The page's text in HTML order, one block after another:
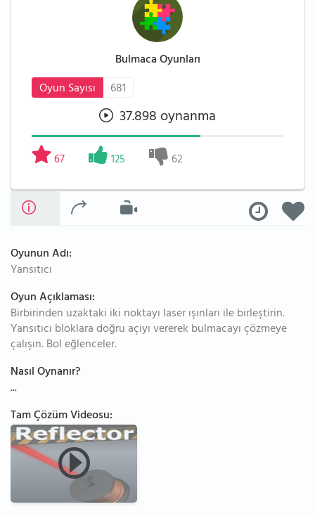
Bulmaca Oyunları
Oyun Sayısı
681
37.898 oynanma
67 125 62
Oyunun Adı:
Yansıtıcı
Oyun Açıklaması:
Birbirinden uzaktaki iki noktayı laser ışınları ile birleştirin.
Yansıtıcı bloklara doğru açıyı vererek bulmacayı çözmeye
çalışın. Bol eğlenceler.
Nasıl Oynanır?
...
Tam Çözüm Videosu: